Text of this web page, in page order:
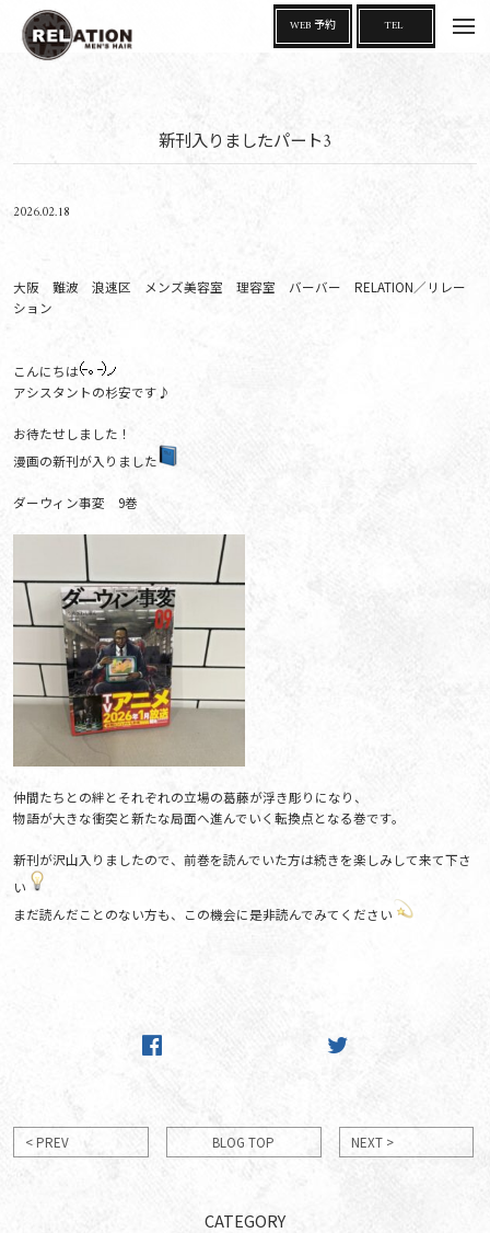
新刊入りましたパート3
2026.02.18
大阪 難波 浪速区 メンズ美容室 理容室 バーバー RELATION／リレー
ション
こんにちは
アシスタントの杉安です♪
お待たせしました！
漫画の新刊が入りました
ダーウィン事変 9巻
仲間たちとの絆とそれぞれの立場の葛藤が浮き彫りになり、
物語が大きな衝突と新たな局面へ進んでいく転換点となる巻です。
新刊が沢山入りましたので、前巻を読んでいた方は続きを楽しみして来て下さ
い
まだ読んだことのない方も、この機会に是非読んでみてください
< PREV BLOG TOP NEXT >
CATEGORY
t
o
g
WEB 予約 TEL